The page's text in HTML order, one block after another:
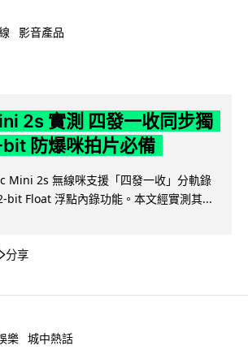
影音產品
2s 實測 四發一收同步獨
防爆咪拍片必備
Mini 2s 無線咪支援「四發一收」分軌錄
bit Float 浮點內錄功能。本文經實測其...
分享
樂 城中熱話